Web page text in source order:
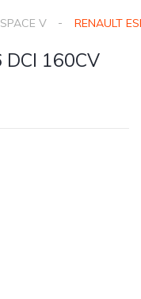
V RENAULT
DCI 160CV